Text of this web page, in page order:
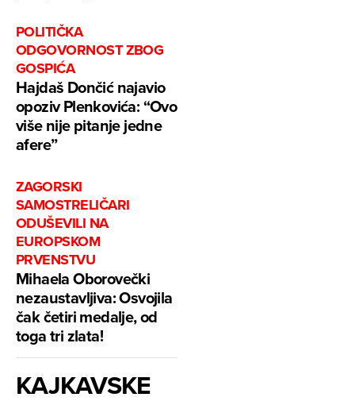
POLITIČKA
ODGOVORNOST ZBOG
GOSPIĆA
Hajdaš Dončić najavio
opoziv Plenkovića: “Ovo
više nije pitanje jedne
afere”
ZAGORSKI
SAMOSTRELIČARI
ODUŠEVILI NA
EUROPSKOM
PRVENSTVU
Mihaela Oborovečki
nezaustavljiva: Osvojila
čak četiri medalje, od
toga tri zlata!
KAJKAVSKE